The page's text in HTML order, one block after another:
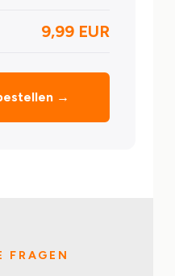
9,99 EUR
→